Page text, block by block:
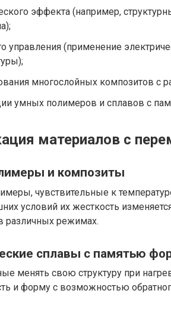
эффекта (например,
управления (применение
многослойных композитов с
умных полимеров и сплавов с
материалов с
и композиты
чувствительные к
условий их жесткость
различных режимах.
сплавы с памятью
менять свою структуру при
и форму с возможностью